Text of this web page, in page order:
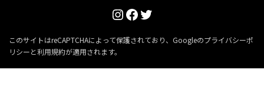
Instagram
Facebook
Twitter
このサイトはreCAPTCHAによって保護されており、Googleのプライバシーポ
リシーと利用規約が適用されます。